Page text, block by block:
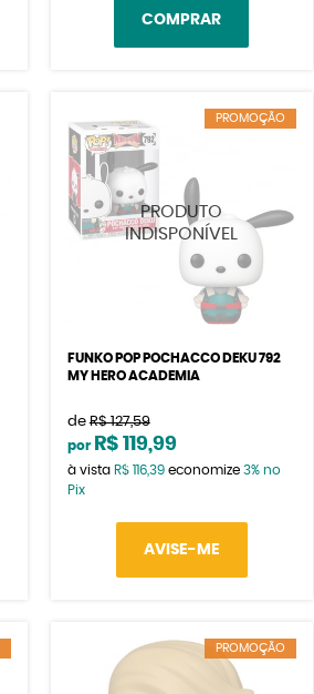
COMPRAR
PROMOÇÃO
FUNKO POP POCHACCO DEKU 792
MY HERO ACADEMIA
de R$ 127,59
por R$ 119,99
à vista R$ 116,39economize 3% no
Pix
AVISE-ME
PROMOÇÃO